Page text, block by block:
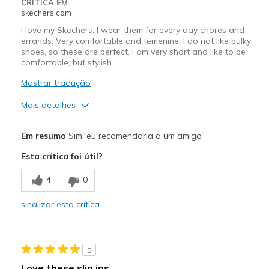
CRÍTICA EM
skechers.com
I love my Skechers. I wear them for every day chores and
errands. Very comfortable and femenine. I do not like bulky
shoes, so these are perfect. I am very short and like to be
comfortable, but stylish.
Mostrar tradução
Mais detalhes
Breathe Well
Comfortable
Casual Wear
Em resumo Sim, eu recomendaria a um amigo
Esta crítica foi útil?
4 0
sinalizar esta crítica
5